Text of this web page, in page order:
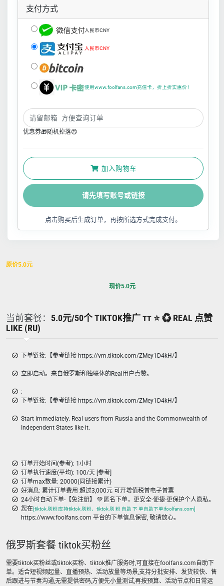
支付方式
人民币CNY
人民币CNY
使用www.foolfans.com充值卡，折上折实惠价！
优惠券🎁随机掉落😍
加入购物车
请先填写账号或链接
点击购买后生成订单，再按所选方式完成支付。
原价5.0元
现价5.0元
当前套餐： 5.0元/50个 TIKTOK推广 ᴛᴛ ⭐ ♻ REAL 点赞
LIKE (RU)
下单链接:【参考链接 https://vm.tiktok.com/ZMey1D4kH/】
立即启动。来自俄罗斯和独联体的Real用户点赞。
:
下单链接:【参考链接 https://vm.tiktok.com/ZMey1D4kH/】
Start immediately. Real users from Russia and the Commonwealth of
Independent States like it.
订单开始时间(参考): 1小时
订单执行速度(平均): 100/天 [参考]
订单max数量: 20000(同链接累计)
好消息: 累计订单费用 超过3,000元 可开增值税普电子普票
24小时自动下单-【免注册】 💚 匿名下单，更安全-便捷-更保护个人隐私。
您在[tiktok 刷粉|支持tiktok 刷粉、tiktok 刷 粉 自助 下 单自助下单|foolfans.com]
https://www.foolfans.com 平台的下单信息保密, 敬请放心。
俄罗斯套餐 tiktok买粉丝
需要tiktok买粉丝或tiktok买粉、tiktok推广服务时,可直接在foolfans.com自助下
单。适合短视频起量、直播预热、活动放量等场景,支持分批安排、发货较快、售
后跟进与节奏沟通,无需提供密码,方便先小量测试,再按预算、活动节点和日常运